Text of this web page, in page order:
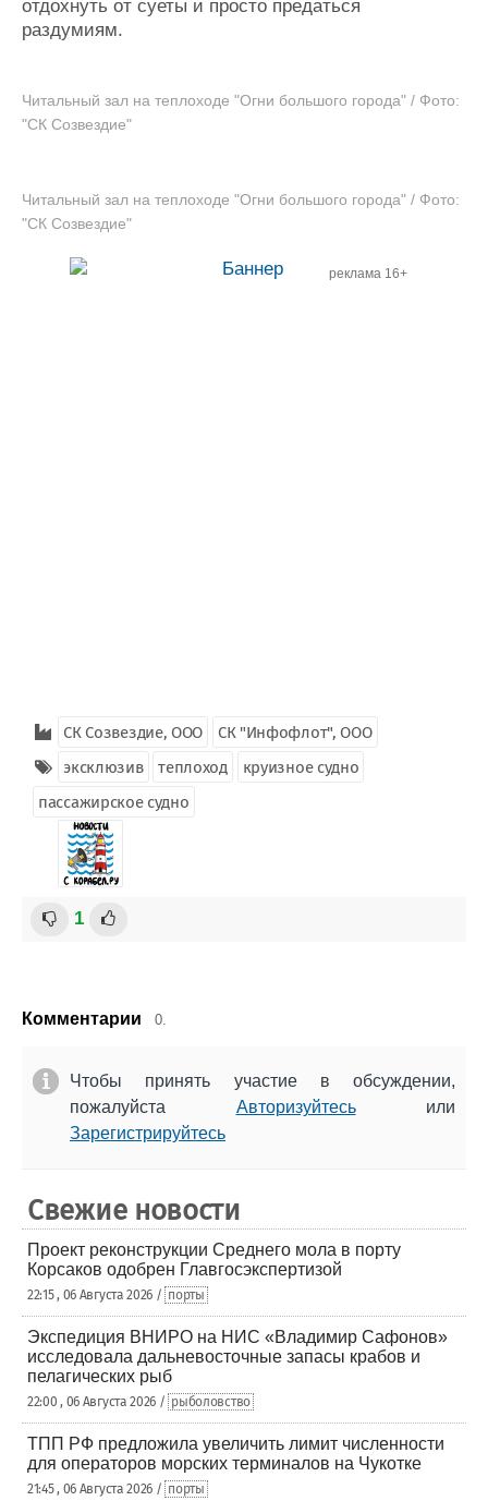
отдохнуть от суеты и просто предаться
раздумиям.
Читальный зал на теплоходе "Огни большого города" / Фото:
"СК Созвездие"
Читальный зал на теплоходе "Огни большого города" / Фото:
"СК Созвездие"
реклама 16+
СК Созвездие, ООО
СК "Инфофлот", ООО
эксклюзив
теплоход
круизное судно
пассажирское судно
1
Комментарии 0.
Чтобы принять участие в обсуждении,
пожалуйста Авторизуйтесьили
Зарегистрируйтесь
Свежие новости
Проект реконструкции Среднего мола в порту
Корсаков одобрен Главгосэкспертизой
22:15 , 06 Августа 2026 / порты
Экспедиция ВНИРО на НИС «Владимир Сафонов»
исследовала дальневосточные запасы крабов и
пелагических рыб
22:00 , 06 Августа 2026 / рыболовство
ТПП РФ предложила увеличить лимит численности
для операторов морских терминалов на Чукотке
21:45 , 06 Августа 2026 / порты